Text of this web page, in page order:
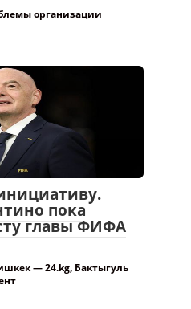
организации
пока
главы ФИФА
— 24.kg, Бактыгуль